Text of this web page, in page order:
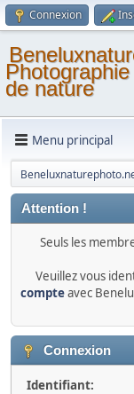
Connexion
de nature
Menu principal
Attention !
Seuls les
Veuillez vous
compteavec
Connexion
Identifiant: